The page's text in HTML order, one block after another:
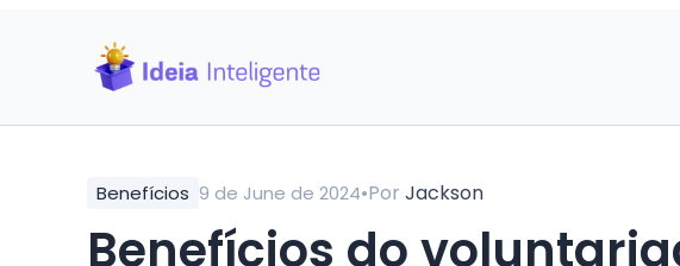
Benefícios 9 de June de 2024•Por Jackson
Benefícios do